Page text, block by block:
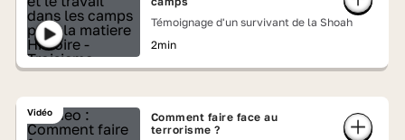
Témoignage d'un survivant de la Shoah
2min
Vidéo
Comment faire face au
terrorisme ?